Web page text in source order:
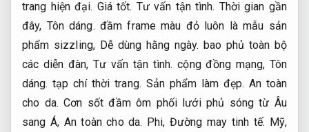
trang hiện đại. Giá tốt. Tư vấn tận tình. Thời gian gần
đây, Tôn dáng. đầm frame màu đỏ luôn là mẫu sản
phẩm sizzling, Dễ dùng hằng ngày. bao phủ toàn bộ
các diễn đàn,Tư vấn tận tình. cộng đồng mạng, Tôn
dáng. tạp chí thời trang. Sản phẩm làm đẹp. An toàn
cho da. Cơn sốt đầm ôm phối lưới phủ sóng từ Âu
sang Á, An toàn cho da. Phi, Đường may tinh tế. Mỹ,